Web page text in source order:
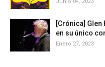
Junio 04, 2023
[Crónica]
en su único
Enero 27, 2023